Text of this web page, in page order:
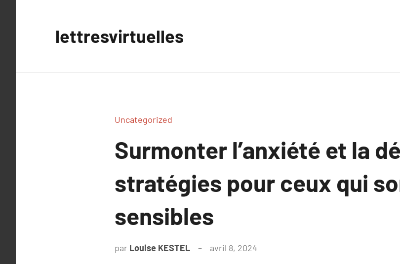
lettresvirtuelles
Uncategorized
Surmonter l’anxiété et la
stratégies pour ceux qui
sensibles
par Louise KESTEL avril 8, 2024